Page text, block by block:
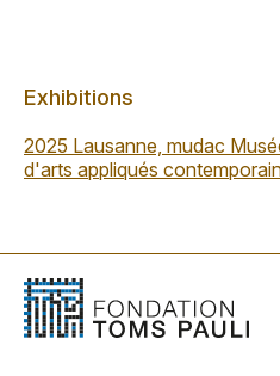
Exhibitions
2025 Lausanne, mudac
d'arts appliqués